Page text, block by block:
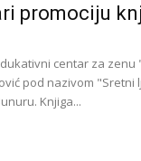
promociju
centar za
pod nazivom "Sretni
Knjiga...